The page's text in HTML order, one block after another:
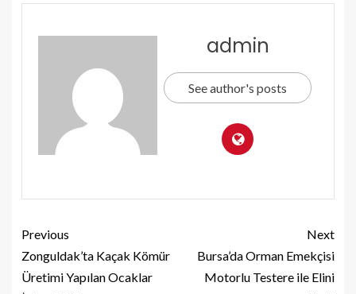
admin
See author's posts
Previous
Zonguldak’ta Kaçak Kömür
Üretimi Yapılan Ocaklar
Next
Bursa’da Orman Emekçisi
Motorlu Testere ile Elini